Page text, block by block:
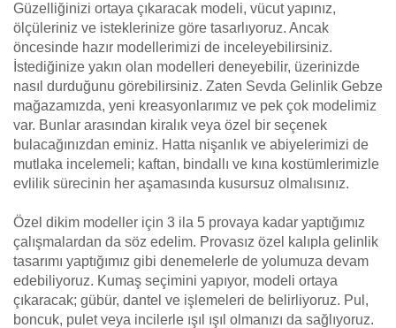
Güzelliğinizi ortaya çıkaracak modeli, vücut yapınız,
ölçüleriniz ve isteklerinize göre tasarlıyoruz. Ancak
öncesinde hazır modellerimizi de inceleyebilirsiniz.
İstediğinize yakın olan modelleri deneyebilir, üzerinizde
nasıl durduğunu görebilirsiniz. Zaten Sevda Gelinlik Gebze
mağazamızda, yeni kreasyonlarımız ve pek çok modelimiz
var. Bunlar arasından kiralık veya özel bir seçenek
bulacağınızdan eminiz. Hatta nişanlık ve abiyelerimizi de
mutlaka incelemeli; kaftan, bindallı ve kına kostümlerimizle
evlilik sürecinin her aşamasında kusursuz olmalısınız.
Özel dikim modeller için 3 ila 5 provaya kadar yaptığımız
çalışmalardan da söz edelim. Provasız özel kalıpla gelinlik
tasarımı yaptığımız gibi denemelerle de yolumuza devam
edebiliyoruz. Kumaş seçimini yapıyor, modeli ortaya
çıkaracak; gübür, dantel ve işlemeleri de belirliyoruz. Pul,
boncuk, pulet veya incilerle ışıl ışıl olmanızı da sağlıyoruz.